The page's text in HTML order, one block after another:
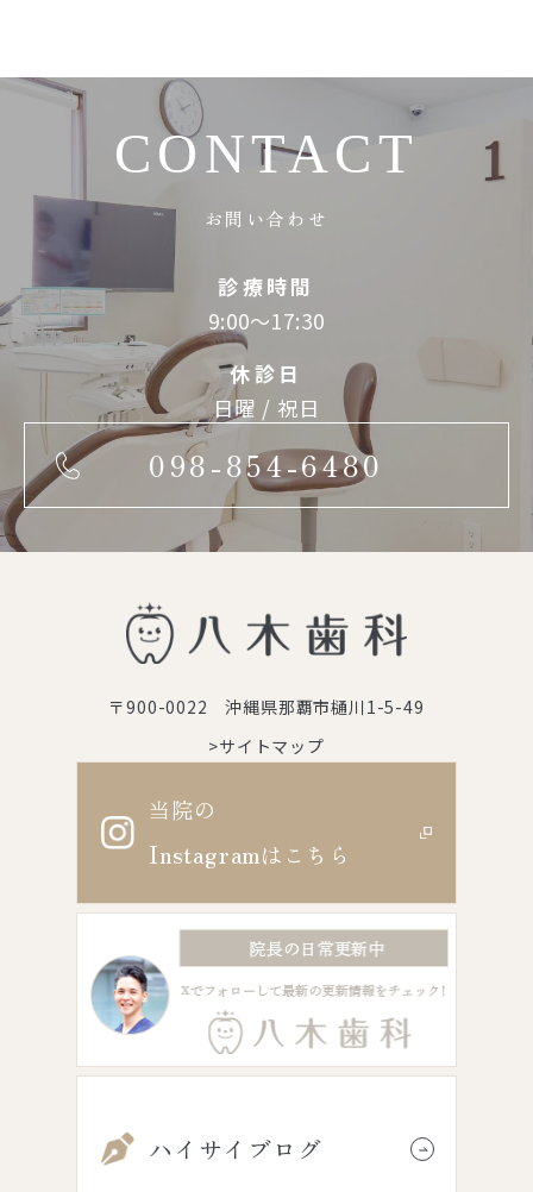
CONTACT
お問い合わせ
診療時間
9:00～17:30
休診日
日曜 / 祝日
098-854-6480
〒900-0022 沖縄県那覇市樋川1-5-49
>サイトマップ
当院の
Instagramはこちら
ハイサイブログ